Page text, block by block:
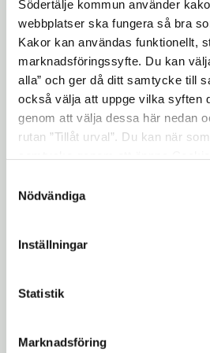
Södertälje kommun använder
webbplatser ska fungera så bra
Kakor kan användas funktionellt,
marknadsföringssyfte. Du kan
alla” och ger då ditt samtycke till
också välja att uppge vilka syften
genom att välja dessa här nedan
rutan ”Tillåt urval”. Du kan när
"Visa detaljer" kan du läsa om hur
hur vi och våra leverantörer
Nödvändiga
Inställningar
Statistik
Marknadsföring
12.00 Formell invigning av
Knutsson
Södertälje som
Boel Godner och Jan
Sveriges konkurrenskraft i
Leif Östling och Peter
Stjärnkocken Mathias